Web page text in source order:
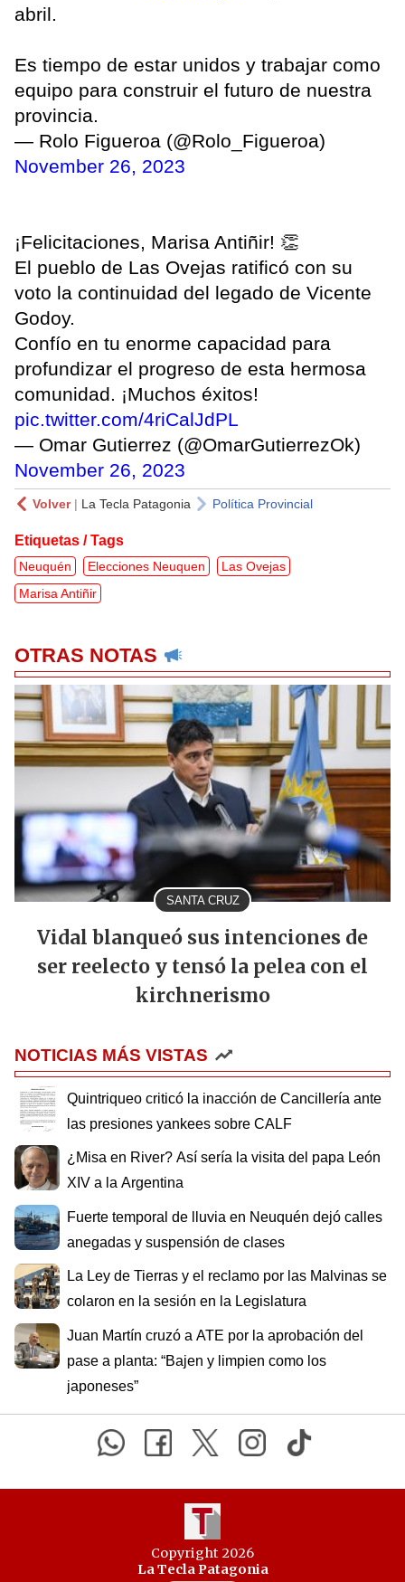
abril.
Es tiempo de estar unidos y trabajar como
equipo para construir el futuro de nuestra
provincia.
— Rolo Figueroa (@Rolo_Figueroa)
November 26, 2023
¡Felicitaciones, Marisa Antiñir! 👏
El pueblo de Las Ovejas ratificó con su
voto la continuidad del legado de Vicente
Godoy.
Confío en tu enorme capacidad para
profundizar el progreso de esta hermosa
comunidad. ¡Muchos éxitos!
pic.twitter.com/4riCalJdPL
— Omar Gutierrez (@OmarGutierrezOk)
November 26, 2023
Volver| La Tecla Patagonia Política Provincial
Etiquetas / Tags
Neuquén Elecciones Neuquen
Las Ovejas
Marisa Antiñir
OTRAS NOTAS
SANTA CRUZ
Vidal blanqueó sus intenciones de
ser reelecto y tensó la pelea con el
kirchnerismo
NOTICIAS MÁS VISTAS
Quintriqueo criticó la inacción de Cancillería ante
las presiones yankees sobre CALF
¿Misa en River? Así sería la visita del papa León
XIV a la Argentina
Fuerte temporal de lluvia en Neuquén dejó calles
anegadas y suspensión de clases
La Ley de Tierras y el reclamo por las Malvinas se
colaron en la sesión en la Legislatura
Juan Martín cruzó a ATE por la aprobación del
pase a planta: “Bajen y limpien como los
japoneses”
Copyright 2026
La Tecla Patagonia